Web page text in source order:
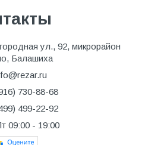
ул., 92, микрорайон
Балашиха
730-88-68
499-22-92
09:00 - 19:00